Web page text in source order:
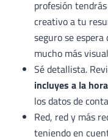
profesión
creativo a tu
seguro se
mucho más
Sé detallista.
incluyes a la
los datos de
Red, red y más
teniendo en